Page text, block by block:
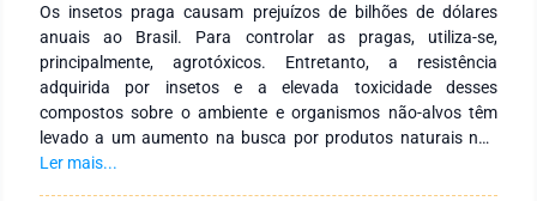
Os insetos praga causam prejuízos de bilhões de dólares
anuais ao Brasil. Para controlar as pragas, utiliza-se,
principalmente, agrotóxicos. Entretanto, a resistência
adquirida por insetos e a elevada toxicidade desses
compostos sobre o ambiente e organismos não-alvos têm
levado a um aumento na busca por produtos naturais não
tóxicos e efetivos no controle de insetos praga. Naturalmente,
Ler mais...